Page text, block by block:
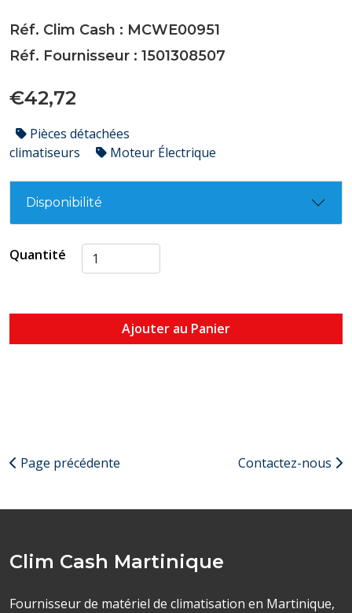
Réf. Clim Cash : MCWE00951
Réf. Fournisseur : 1501308507
€42,72
Pièces détachées
climatiseurs
Moteur Électrique
Disponibilité
Quantité
Ajouter au Panier
Page précédente Contactez-nous
Clim Cash Martinique
Fournisseur de matériel de climatisation en Martinique,